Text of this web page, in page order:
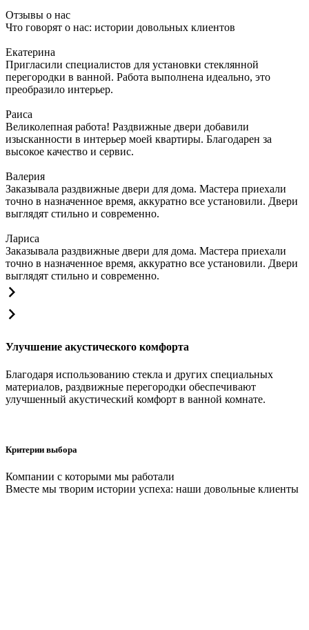
Отзывы о нас
Что говорят о нас: истории довольных клиентов
Екатерина
Пригласили специалистов для установки стеклянной
перегородки в ванной. Работа выполнена идеально, это
преобразило интерьер.
Раиса
Великолепная работа! Раздвижные двери добавили
изысканности в интерьер моей квартиры. Благодарен за
высокое качество и сервис.
Валерия
Заказывала раздвижные двери для дома. Мастера приехали
точно в назначенное время, аккуратно все установили. Двери
выглядят стильно и современно.
Лариса
Заказывала раздвижные двери для дома. Мастера приехали
точно в назначенное время, аккуратно все установили. Двери
выглядят стильно и современно.
Улучшение акустического комфорта
Благодаря использованию стекла и других специальных
материалов, раздвижные перегородки обеспечивают
улучшенный акустический комфорт в ванной комнате.
Критерии выбора
Компании с которыми мы работали
Вместе мы творим истории успеха: наши довольные клиенты